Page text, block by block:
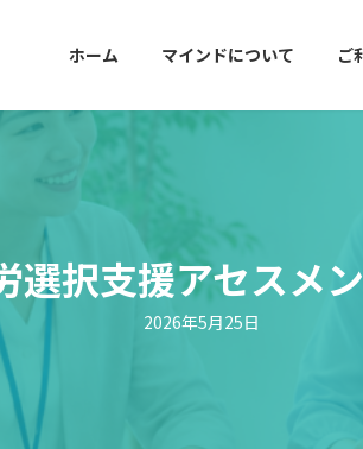
ホーム マインドについて ご
選択支援アセスメ
2026年5月25日